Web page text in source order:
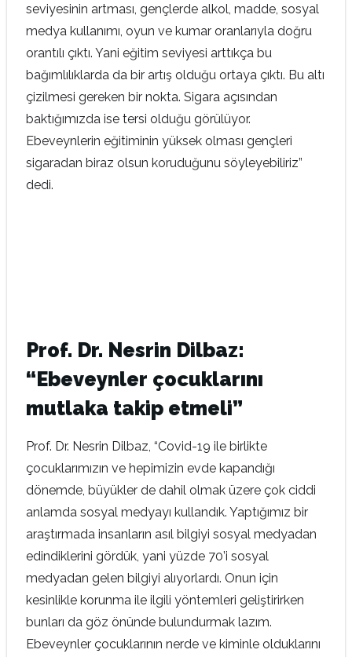
seviyesinin artması, gençlerde alkol, madde, sosyal
medya kullanımı, oyun ve kumar oranlarıyla doğru
orantılı çıktı. Yani eğitim seviyesi arttıkça bu
bağımlılıklarda da bir artış olduğu ortaya çıktı. Bu altı
çizilmesi gereken bir nokta. Sigara açısından
baktığımızda ise tersi olduğu görülüyor.
Ebeveynlerin eğitiminin yüksek olması gençleri
sigaradan biraz olsun koruduğunu söyleyebiliriz”
dedi.
Prof. Dr. Nesrin Dilbaz:
“Ebeveynler çocuklarını
mutlaka takip etmeli”
Prof. Dr. Nesrin Dilbaz, “Covid-19 ile birlikte
çocuklarımızın ve hepimizin evde kapandığı
dönemde, büyükler de dahil olmak üzere çok ciddi
anlamda sosyal medyayı kullandık. Yaptığımız bir
araştırmada insanların asıl bilgiyi sosyal medyadan
edindiklerini gördük, yani yüzde 70’i sosyal
medyadan gelen bilgiyi alıyorlardı. Onun için
kesinlikle korunma ile ilgili yöntemleri geliştirirken
bunları da göz önünde bulundurmak lazım.
Ebeveynler çocuklarının nerde ve kiminle olduklarını